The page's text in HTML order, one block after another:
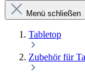
Menü schließen
Tabletop
Zubehör für